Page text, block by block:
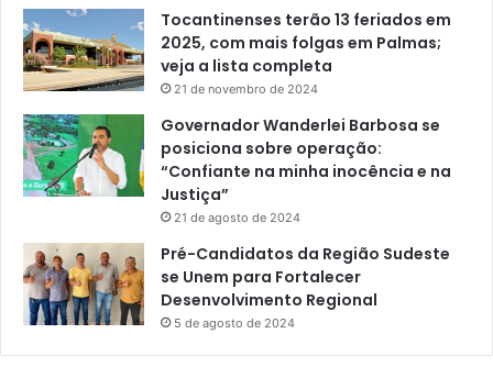
Tocantinenses terão 13 feriados em
2025, com mais folgas em Palmas;
veja a lista completa
21 de novembro de 2024
Governador Wanderlei Barbosa se
posiciona sobre operação:
“Confiante na minha inocência e na
Justiça”
21 de agosto de 2024
Pré-Candidatos da Região Sudeste
se Unem para Fortalecer
Desenvolvimento Regional
5 de agosto de 2024